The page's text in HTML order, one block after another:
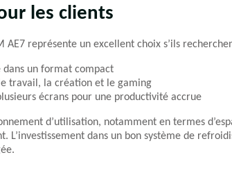
les clients
AE7 représente un excellent choix s’ils
dans un format compact
travail, la création et le gaming
écrans pour une productivité accrue
d’utilisation, notamment en termes
L’investissement dans un bon système de